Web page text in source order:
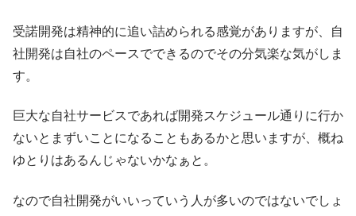
受諾開発は精神的に追い詰められる感覚がありますが、自
社開発は自社のペースでできるのでその分気楽な気がしま
す。
巨大な自社サービスであれば開発スケジュール通りに行か
ないとまずいことになることもあるかと思いますが、概ね
ゆとりはあるんじゃないかなぁと。
なので自社開発がいいっていう人が多いのではないでしょ